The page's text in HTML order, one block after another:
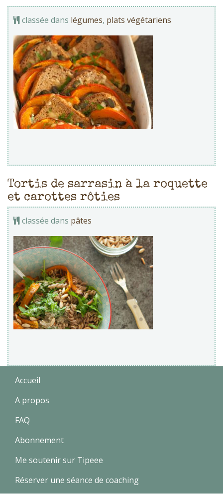
classée dans légumes, plats végétariens
Tortis de sarrasin à la roquette
et carottes rôties
classée dans pâtes
Accueil
A propos
FAQ
Abonnement
Me soutenir sur Tipeee
Réserver une séance de coaching